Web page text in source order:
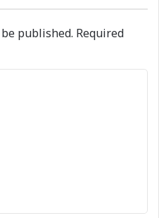
published. Required